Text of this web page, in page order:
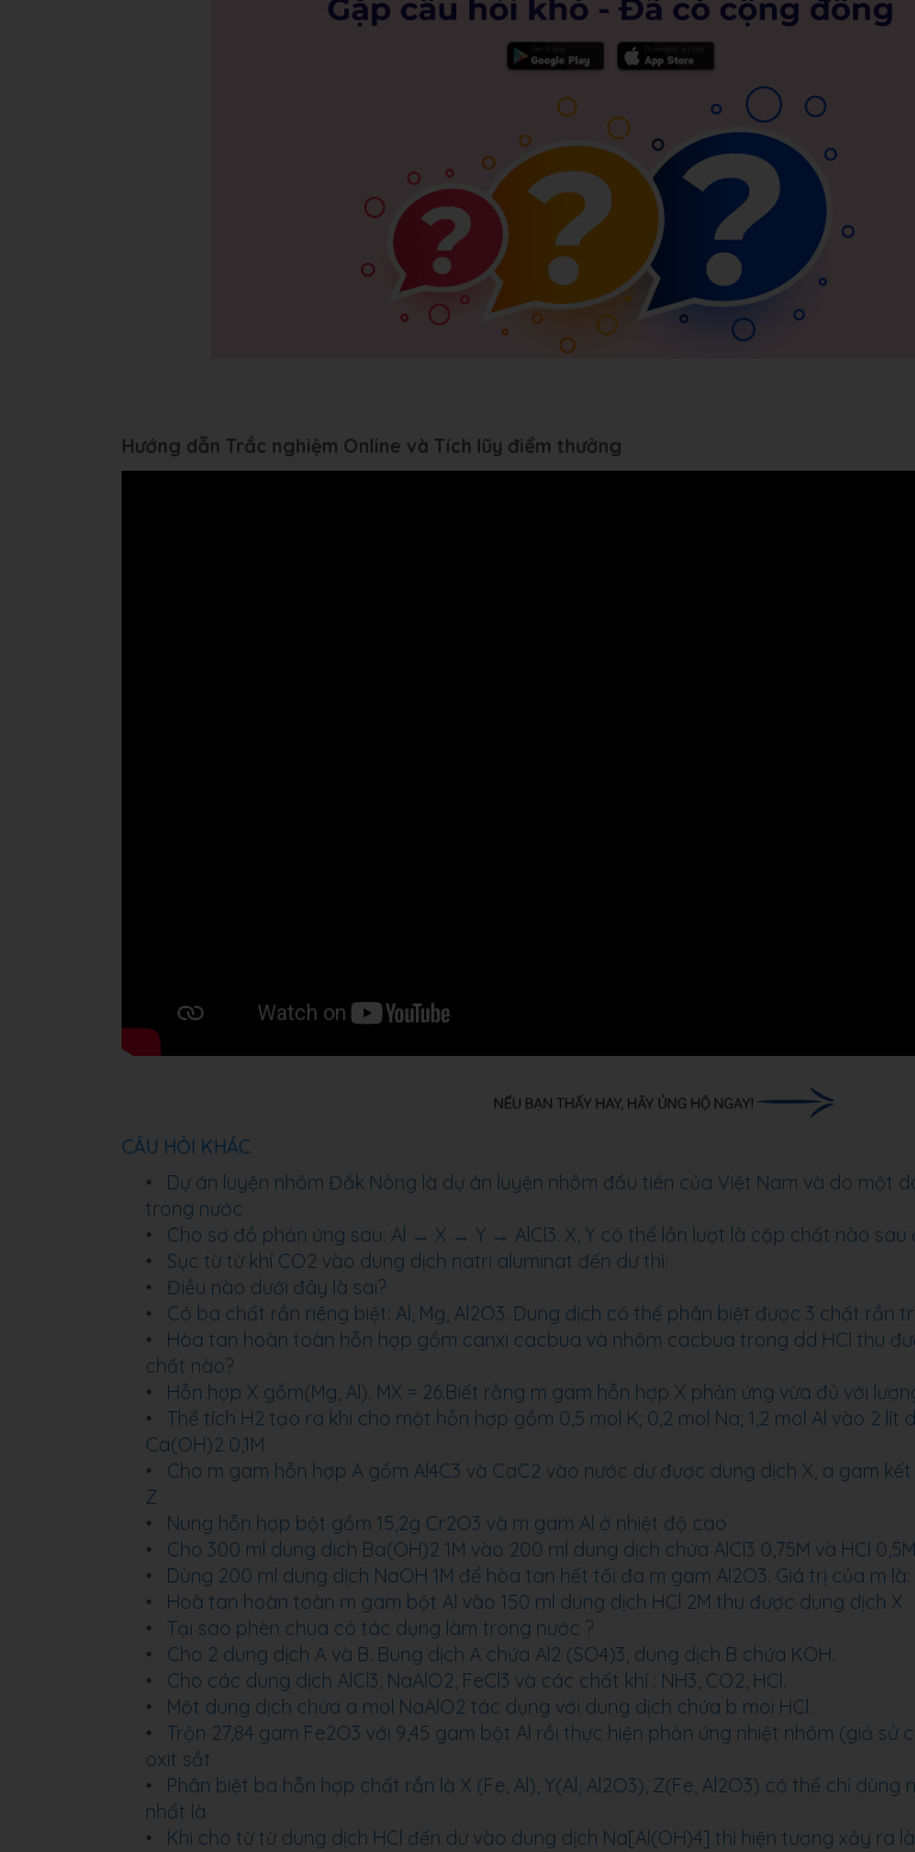
Hướng dẫn Trắc nghiệm Online và Tích lũy điểm thưởng
CÂU HỎI KHÁC
Dự án luyện nhôm Đắk Nông là dự án luyện nhôm đầu tiên của Việt Nam và do một
trong nước
Cho sơ đồ phản ứng sau: Al → X → Y → AlCl3. X, Y có thể lần lượt là cặp chất nào sau
Sục từ từ khí CO2 vào dung dịch natri aluminat đến dư thì:
Điều nào dưới đây là sai?
Có ba chất rắn riêng biệt: Al, Mg, Al2O3. Dung dịch có thể phân biệt được 3 chất rắn
Hòa tan hoàn toàn hỗn hợp gồm canxi cacbua và nhôm cacbua trong dd HCl thu
chất nào?
Hỗn hợp X gồm(Mg, Al). MX = 26.Biết rằng m gam hỗn hợp X phản ứng vừa đủ với
Thể tích H2 tạo ra khi cho một hỗn hợp gồm 0,5 mol K; 0,2 mol Na; 1,2 mol Al vào 2 lít
Ca(OH)2 0,1M
Cho m gam hỗn hợp A gồm Al4C3 và CaC2 vào nước dư được dung dịch X, a gam
Z
Nung hỗn hợp bột gồm 15,2g Cr2O3 và m gam Al ở nhiệt độ cao
Cho 300 ml dung dịch Ba(OH)2 1M vào 200 ml dung dịch chứa AlCl3 0,75M và HCl 0,5M
Dùng 200 ml dung dịch NaOH 1M để hòa tan hết tối đa m gam Al2O3. Giá trị của m là:
Hoà tan hoàn toàn m gam bột Al vào 150 ml dung dịch HCl 2M thu được dung dịch X
Tại sao phèn chua có tác dụng làm trong nước ?
Cho 2 dung dịch A và B. Bung dịch A chứa Al2 (SO4)3, dung dịch B chứa KOH.
Cho các dung dịch AlCl3, NaAlO2, FeCl3 và các chất khí : NH3, CO2, HCl.
Một dung dịch chứa a mol NaAlO2 tác dụng với dung dịch chứa b moi HCl.
Trộn 27,84 gam Fe2O3 với 9,45 gam bột Al rồi thực hiện phản ứng nhiệt nhôm (giả sử
oxit sắt
Phân biệt ba hỗn hợp chất rắn là X (Fe, Al), Y(Al, Al2O3), Z(Fe, Al2O3) có thể chỉ
nhất là
Khi cho từ từ dung dịch HCl đến dư vào dung dịch Na[Al(OH)4] thì hiện tượng xảy ra